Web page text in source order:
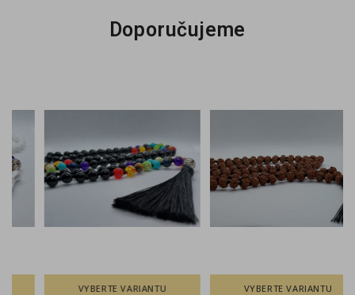
Doporučujeme
VYBERTE VARIANTU VYBERTE VARIANTU